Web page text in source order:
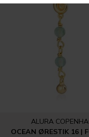
ALURA
OCEAN ØRESTIK 16 |